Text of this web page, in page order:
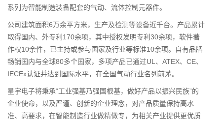
系列为智能制造装备配套的气动、流体控制元器件。
公司建筑面积6万余平方米，生产及检测等设备近千台。产品累计
取得国内、外专利170余项，其中授权发明专利30余项，软件著
作权10余件，已主持或参与国家及行业等标准10余项。自有品牌
畅销国内与全球80多个国家，多项产品已通过UL、ATEX、CE、
IECEx认证并达到国际水平，在全国气动行业名列前茅。
星宇电子将秉承“工业强基乃强国根基，做好产品以振兴民族”的
企业使命，以及严谨、创新的企业理念，对产品质量保持高水
准、高要求，在智能制造行业做精做专，为相关产业提供更优质